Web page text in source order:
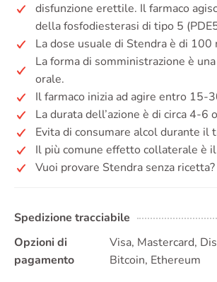
disfunzione erettile. Il farmaco
della fosfodiesterasi di tipo 5
La dose usuale di Stendra è di 100
La forma di somministrazione è
orale.
Il farmaco inizia ad agire entro 15-
La durata dell’azione è di circa 4-6
Evita di consumare alcol durante il
Il più comune effetto collaterale è
Vuoi provare Stendra senza ricetta?
Spedizione tracciabile
Opzioni di
pagamento
Visa, Mastercard,
Bitcoin, Ethereum